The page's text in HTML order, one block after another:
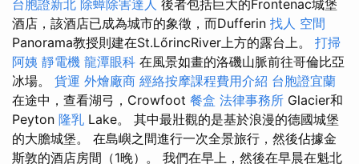
台胞證新北 除蟑除害達人 後者包括巨大的Frontenac城堡
酒店，該酒店已成為城市的象徵，而Dufferin 找人 空間
Panorama教授則建在St.LőrincRiver上方的露台上。 打掃
阿姨 靜電機 龍潭眼科 在風景如畫的洛磯山脈前往哥倫比亞
冰場。 貨運 外燴廠商 經絡按摩課程費用介紹 台胞證宜蘭
在途中，查看湖弓，Crowfoot 餐盒 法律事務所 Glacier和
Peyton 隆乳 Lake。 其中最壯觀的是基於浪漫的德國城堡
的大膽城堡。 在島嶼之間進行一次全景旅行，然後佔據金
斯敦的酒店房間（1晚）。 我們在早上，然後在早晨在魁北